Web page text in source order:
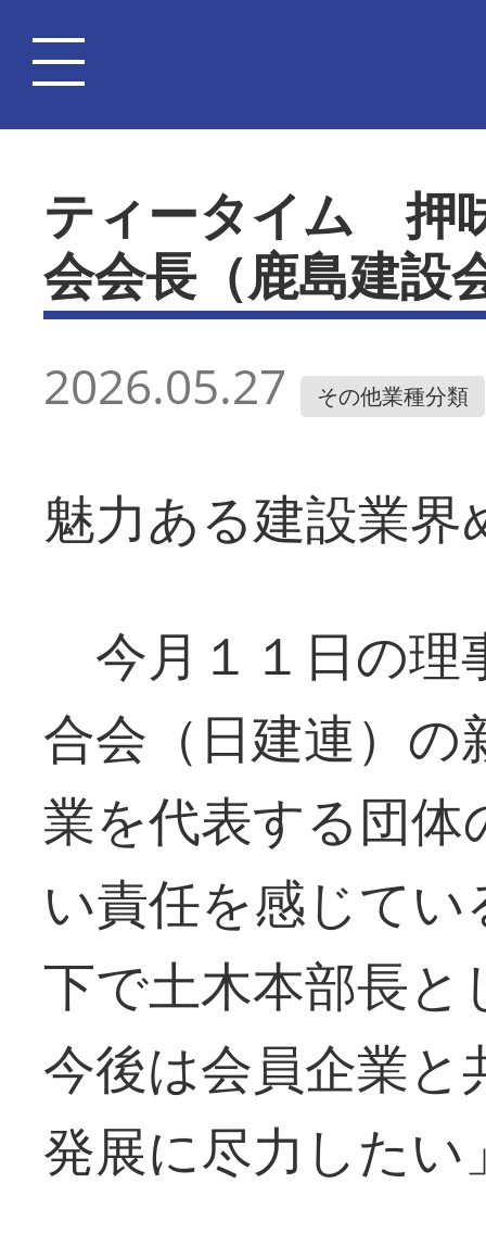
ティータイム 押
会会長（鹿島建設
2026.05.27 その他業種分類
魅力ある建設業界
今月１１日の理
合会（日建連）の
業を代表する団
い責任を感じて
下で土木本部長
今後は会員企業
発展に尽力した